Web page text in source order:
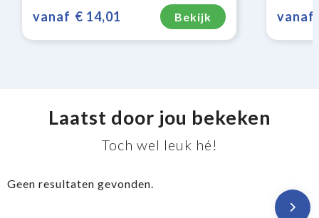
vanaf € 14,01 Bekijk vanaf
Laatst door jou bekeken
Toch wel leuk hé!
Geen resultaten gevonden.